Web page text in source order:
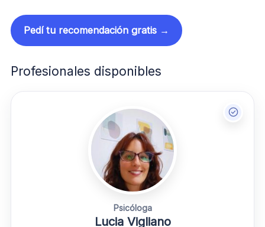
Pedí tu recomendación gratis →
Profesionales disponibles
Psicóloga
Lucia Vigliano